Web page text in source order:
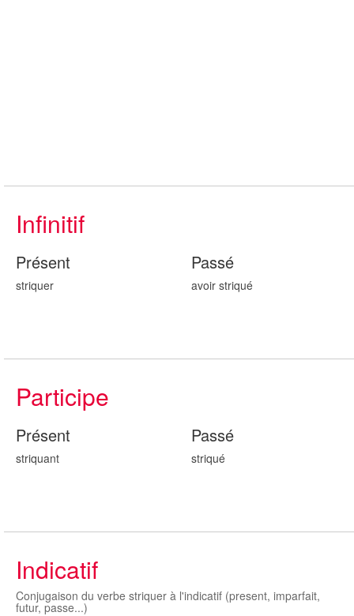
Infinitif
Présent
striquer
Passé
avoir striqué
Participe
Présent
striquant
Passé
striqué
Indicatif
Conjugaison du verbe striquer à l'indicatif (present, imparfait,
futur, passe...)